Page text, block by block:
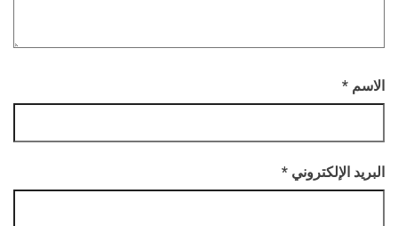
الاسم *
البريد الإلكتروني *